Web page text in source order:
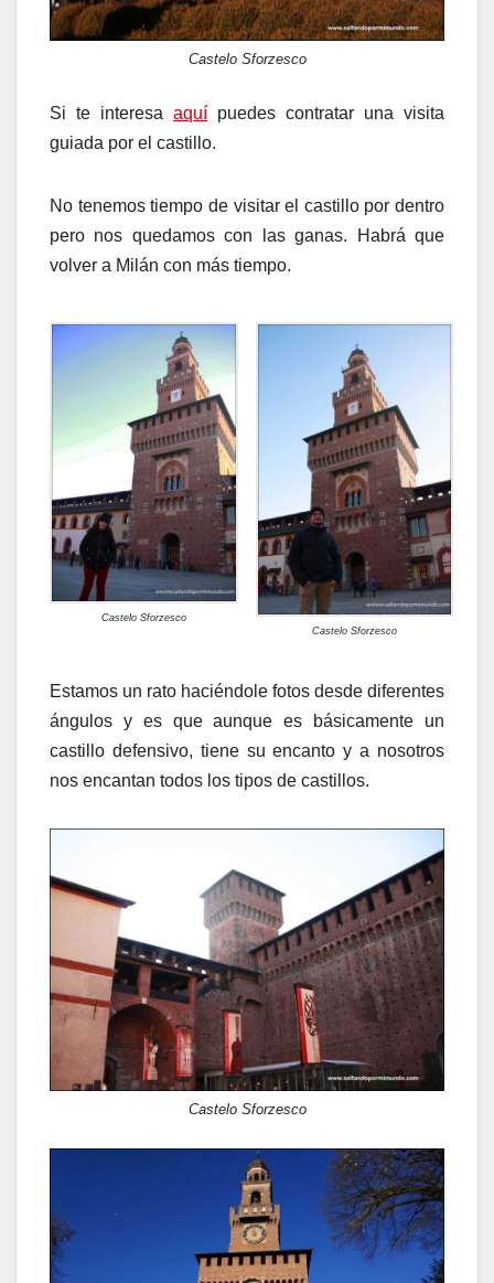
Castelo Sforzesco
Si te interesa aquí puedes contratar una visita
guiada por el castillo.
No tenemos tiempo de visitar el castillo por dentro
pero nos quedamos con las ganas. Habrá que
volver a Milán con más tiempo.
Castelo Sforzesco
Castelo Sforzesco
Estamos un rato haciéndole fotos desde diferentes
ángulos y es que aunque es básicamente un
castillo defensivo, tiene su encanto y a nosotros
nos encantan todos los tipos de castillos.
Castelo Sforzesco